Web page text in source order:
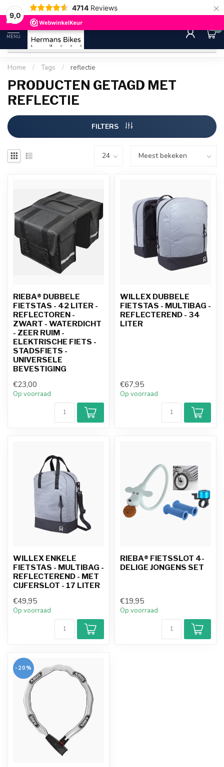
9,0
4714 Reviews ×
30 dagen bedenktijd Gratis
MENU
0
Home / Tags / reflectie
PRODUCTEN GETAGD MET
REFLECTIE
FILTERS
RIEBA® DUBBELE
FIETSTAS - 42 LITER -
REFLECTOREN -
ZWART - WATERDICHT
- ZEER RUIM -
ELEKTRISCHE FIETS -
STADSFIETS -
UNIVERSELE
BEVESTIGING
€23,00
Op voorraad
WILLEX DUBBELE
FIETSTAS - MULTIBAG -
REFLECTEREND - 34
LITER
€67,95
Op voorraad
WILLEX ENKELE
FIETSTAS - MULTIBAG -
REFLECTEREND - MET
CIJFERSLOT - 17 LITER
€49,95
Op voorraad
RIEBA® FIETSSLOT 4-
DELIGE JONGENS SET
€19,95
Op voorraad
-20%